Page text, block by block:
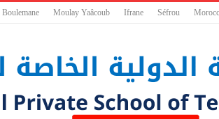
Boulemane Moulay Yaâcoub Ifrane Séfrou